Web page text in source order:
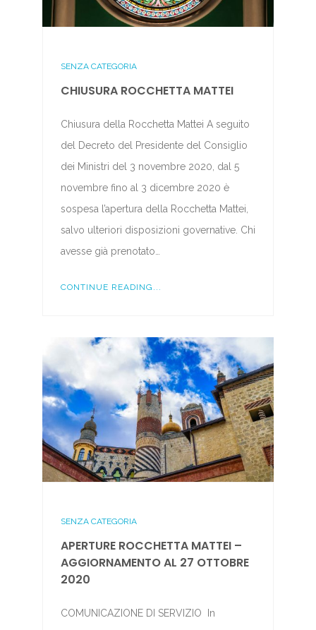
SENZA CATEGORIA
CHIUSURA ROCCHETTA MATTEI
Chiusura della Rocchetta Mattei A seguito
del Decreto del Presidente del Consiglio
dei Ministri del 3 novembre 2020, dal 5
novembre fino al 3 dicembre 2020 è
sospesa l’apertura della Rocchetta Mattei,
salvo ulteriori disposizioni governative. Chi
avesse già prenotato…
CONTINUE READING...
SENZA CATEGORIA
APERTURE ROCCHETTA MATTEI –
AGGIORNAMENTO AL 27 OTTOBRE
2020
COMUNICAZIONE DI SERVIZIO In